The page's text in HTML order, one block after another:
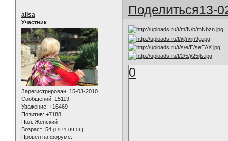
Поделиться13-
alisa
Участник
Зарегистрирован: 15-03-2010
Сообщений: 15119
Уважение: +16469
Позитив: +7188
Пол: Женский
Возраст: 54 [1971-09-06]
Провел на форуме:
0